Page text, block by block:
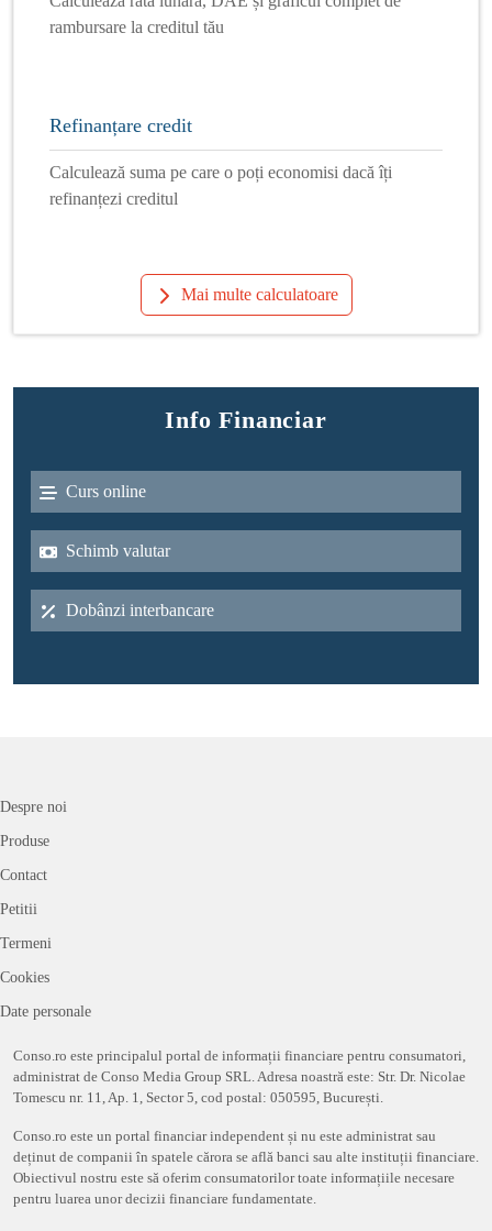
rambursare la creditul tău
Refinanțare credit
Calculează suma pe care o poți economisi dacă îți
refinanțezi creditul
Mai multe calculatoare
Info Financiar
Curs online
Schimb valutar
Dobânzi interbancare
Despre noi
Produse
Contact
Petitii
Termeni
Cookies
Date personale
Conso.ro este principalul portal de informații financiare pentru consumatori,
administrat de Conso Media Group SRL. Adresa noastră este: Str. Dr. Nicolae
Tomescu nr. 11, Ap. 1, Sector 5, cod postal: 050595, București.
Conso.ro este un portal financiar independent și nu este administrat sau
deținut de companii în spatele cărora se află banci sau alte instituții financiare.
Obiectivul nostru este să oferim consumatorilor toate informațiile necesare
pentru luarea unor decizii financiare fundamentate.